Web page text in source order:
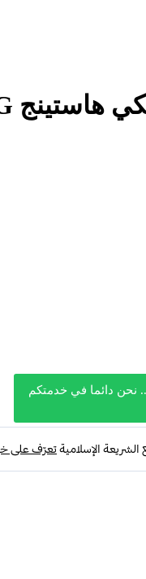
نحن دائما في خدمتكم